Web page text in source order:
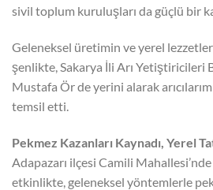
sivil toplum kuruluşları da güçlü bir
Geleneksel üretimin ve yerel
şenlikte, Sakarya İli Arı Yetiştiricileri
Mustafa Ör de yerini alarak
temsil etti.
Pekmez Kazanları Kaynadı, Yerel
Adapazarı ilçesi Camili
etkinlikte, geleneksel yöntemlerle